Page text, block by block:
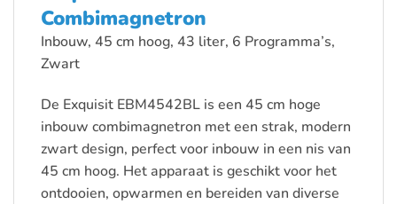
Combimagnetron
Inbouw, 45 cm hoog, 43 liter, 6 Programma’s,
Zwart
De Exquisit EBM4542BL is een 45 cm hoge
inbouw combimagnetron met een strak, modern
zwart design, perfect voor inbouw in een nis van
45 cm hoog. Het apparaat is geschikt voor het
ontdooien, opwarmen en bereiden van diverse